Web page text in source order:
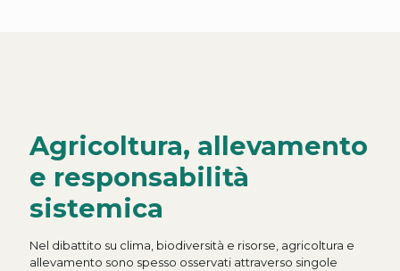
Agricoltura, allevamento
e responsabilità
sistemica
Nel dibattito su clima, biodiversità e risorse, agricoltura e
allevamento sono spesso osservati attraverso singole